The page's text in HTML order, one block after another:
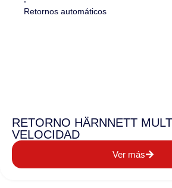
Retornos automáticos
RETORNO HÄRNNETT
VELOCIDAD
Ver más